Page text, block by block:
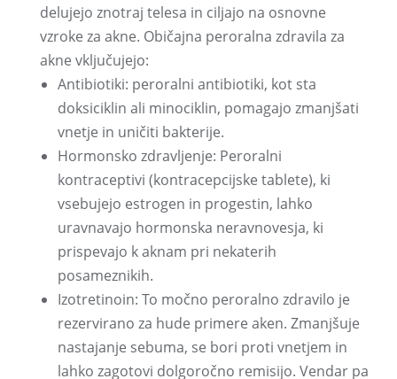
delujejo znotraj telesa in ciljajo na osnovne
vzroke za akne. Običajna peroralna zdravila za
akne vključujejo:
Antibiotiki: peroralni antibiotiki, kot sta
doksiciklin ali minociklin, pomagajo zmanjšati
vnetje in uničiti bakterije.
Hormonsko zdravljenje: Peroralni
kontraceptivi (kontracepcijske tablete), ki
vsebujejo estrogen in progestin, lahko
uravnavajo hormonska neravnovesja, ki
prispevajo k aknam pri nekaterih
posameznikih.
Izotretinoin: To močno peroralno zdravilo je
rezervirano za hude primere aken. Zmanjšuje
nastajanje sebuma, se bori proti vnetjem in
lahko zagotovi dolgoročno remisijo. Vendar pa